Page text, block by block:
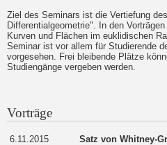
Ziel des Seminars ist die Vertiefung
Differentialgeometrie". In den
Kurven und Flächen im euklidischen
Seminar ist vor allem für Studierende
vorgesehen. Frei bleibende Plätze
Studiengänge vergeben werden.
Vorträge
6.11.2015
Satz von Whitney-